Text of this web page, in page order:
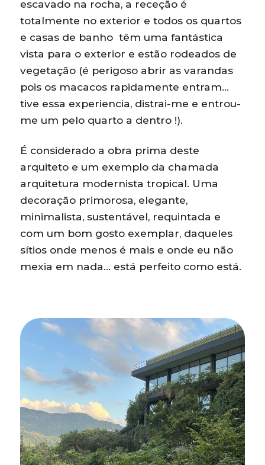
escavado na rocha, a receção é
totalmente no exterior e todos os quartos
e casas de banho têm uma fantástica
vista para o exterior e estão rodeados de
vegetação (é perigoso abrir as varandas
pois os macacos rapidamente entram…
tive essa experiencia, distrai-me e entrou-
me um pelo quarto a dentro !).
É considerado a obra prima deste
arquiteto e um exemplo da chamada
arquitetura modernista tropical. Uma
decoração primorosa, elegante,
minimalista, sustentável, requintada e
com um bom gosto exemplar, daqueles
sítios onde menos é mais e onde eu não
mexia em nada… está perfeito como está.